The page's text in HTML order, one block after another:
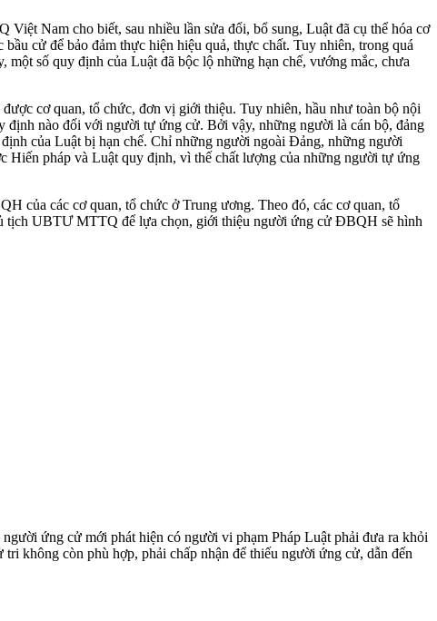
Nam cho biết, sau nhiều lần sửa đổi, bổ sung, Luật đã cụ thể hóa cơ
cử để bảo đảm thực hiện hiệu quả, thực chất. Tuy nhiên, trong quá
số quy định của Luật đã bộc lộ những hạn chế, vướng mắc, chưa
cơ quan, tổ chức, đơn vị giới thiệu. Tuy nhiên, hầu như toàn bộ nội
định nào đối với người tự ứng cử. Bởi vậy, những người là cán bộ, đảng
của Luật bị hạn chế. Chỉ những người ngoài Đảng, những người
Hiến pháp và Luật quy định, vì thế chất lượng của những người tự ứng
của các cơ quan, tổ chức ở Trung ương. Theo đó, các cơ quan, tổ
tịch UBTƯ MTTQ để lựa chọn, giới thiệu người ứng cử ĐBQH sẽ hình
ứng cử mới phát hiện có người vi phạm Pháp Luật phải đưa ra khỏi
không còn phù hợp, phải chấp nhận để thiếu người ứng cử, dẫn đến